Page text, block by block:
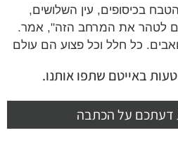
בכיסופים, עין השלושים,
לטהר את המרחב הזה", אמר.
כל חלל וכל פצוע הם עולם
באייטם שתפו אותנו.
על הכתבה